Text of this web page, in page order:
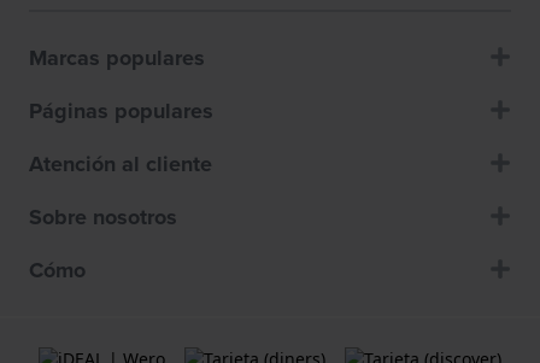
Marcas populares
Páginas populares
Atención al cliente
Sobre nosotros
Cómo